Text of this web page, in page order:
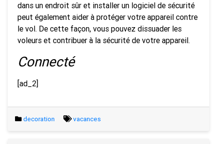
dans un endroit sûr et installer un logiciel de sécurité
peut également aider à protéger votre appareil contre
le vol. De cette façon, vous pouvez dissuader les
voleurs et contribuer à la sécurité de votre appareil.
Connecté
[ad_2]
decoration vacances